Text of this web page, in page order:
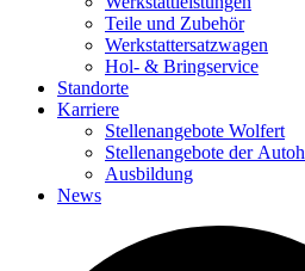
Teile und Zubehör
Werkstattersatzwagen
Hol- & Bringservice
Standorte
Karriere
Stellenangebote Wolfert
Stellenangebote der
Ausbildung
News